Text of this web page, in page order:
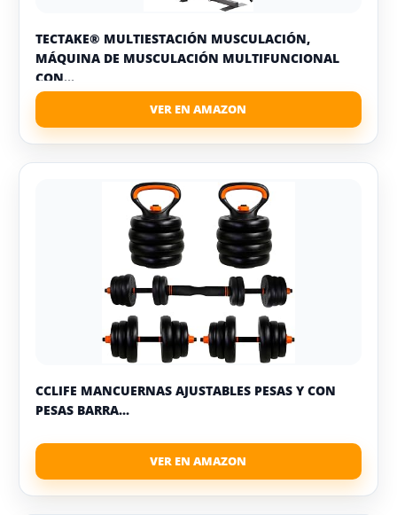
TECTAKE® MULTIESTACIÓN MUSCULACIÓN,
MÁQUINA DE MUSCULACIÓN MULTIFUNCIONAL
CON...
CCLIFE MANCUERNAS AJUSTABLES PESAS Y CON
PESAS BARRA...